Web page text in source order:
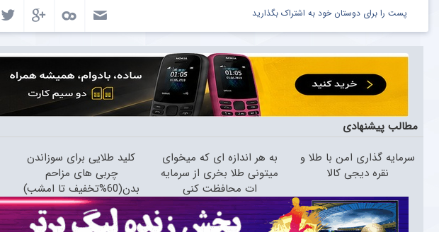
پست را برای دوستان خود به اشتراک بگذارید
مطالب پیشنهادی
سرمایه گذاری امن با طلا و
نقره دیجی کالا
به هر اندازه ای که میخوای
میتونی طلا بخری از سرمایه
ات محافظت کنی
کلید طلایی برای سوزاندن
چربی های مزاحم
بدن(60%تخفیف تا امشب)